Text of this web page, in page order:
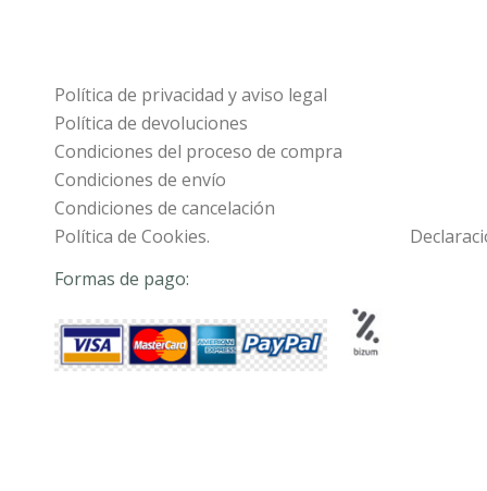
Política de privacidad y aviso legal
Política de devoluciones
Condiciones del proceso de compra
Condiciones de envío
Condiciones de cancelación
Política de Cookies.
Formas de pago: